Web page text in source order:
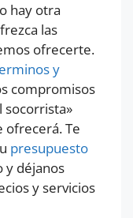
hay otra
las
ofrecerte.
y
compromisos
socorrista»
ofrecerá. Te
presupuesto
y déjanos
y servicios